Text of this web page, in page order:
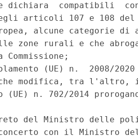
dichiara  compatibili
articoli 107 e 108 del
alcune categorie
zone rurali e che
Commissione;
(UE) n.  2008/
che modifica, tra
(UE) n. 702/2014
del Ministro delle
con il Ministro